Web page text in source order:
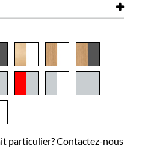
Halland
particulier? Contactez-nous